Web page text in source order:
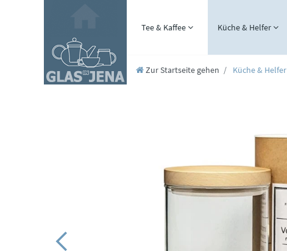
Tee & Kaffee Küche & Helfer
Zur Startseite gehen Küche & Helfer